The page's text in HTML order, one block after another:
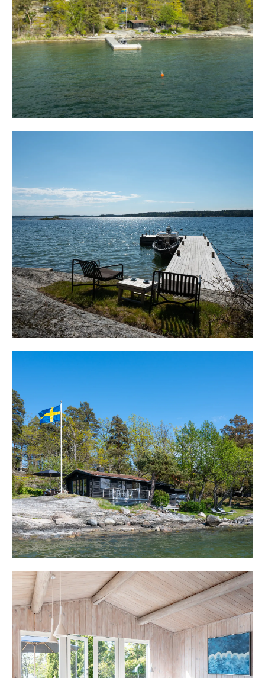
bryggan, från 2022, finns plats för flera båtar. På
bryggan, längst ut, finns plats att duka upp långbordet
med midsommarlunchen och från bryggan lever man ett
aktivt bad- och båtliv och kanske prövar fiskelyckan.
Vid bryggfästet omges bryggan av fina klipphällar och
strax ovanför en fin uteplats med panoramautsikt över
Gränöfjärden.
loungegrupp med bord och soffgrupp.
Huset har på senare år renoverats och utvecklats till
dagens fina skick och höga standard. Nytt kök och nya
ytskikt 2020. Ny bod med tvättmaskin, torktumlare, stor
varmvattenberedare och avsaltningsanläggning samma år
och 2021 toalett inne i huset. Nytt sovrum 2021,
renoverat öppen spis 2024 och ommålning fasad och
nya fönster 2026.
Huset disponeras med sällskapsrum och matplats i
atmosfär under kalla årstider. Öppet intill med två
genomgångar, ligger köket med trevlig köksö och här
lagar man mat med härlig närvaro och sjöutsikt. Köket
erbjuder allt man kan önska sig av standard med exklusiv
maskinell utrustning med stor gasspis och ho på ön och
kyl/frys, ho och diskmaskin med gott om arbetsytor.
Plats finns matbord eller som idag härliga fåtöljer.
Från köket når man en trevlig hall med plats för
avhänging och entrén mot altanen. Från hallen når man
en toalett med förbränningstoalett och tvättställ, sovrum
2 med platsbyggd våningssäng och utgång till dusch och
tvättstugan i teknikboden. Sovrum ligger längst söderut
och här vaknar och somnar man med härlig sjöutsikt från
en dubbelsäng och platsbyggd förvaring
Söder om huset finns en bod med ytterligare en
förbränningstoalett med härlig sjöutsikt samt
snickarbod. Nedanför finns mjuka gräsytor för lek och